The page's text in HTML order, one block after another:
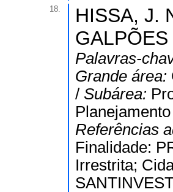
18.
HISSA, J.
Palavras-
Grande área:
/ Subárea:
Referências
Finalidade:
Irrestrita;